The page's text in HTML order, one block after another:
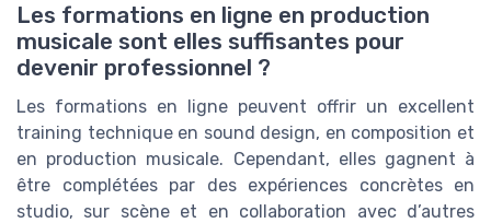
Les formations en ligne en production
musicale sont elles suffisantes pour
devenir professionnel ?
Les formations en ligne peuvent offrir un excellent
training technique en sound design, en composition et
en production musicale. Cependant, elles gagnent à
être complétées par des expériences concrètes en
studio, sur scène et en collaboration avec d’autres